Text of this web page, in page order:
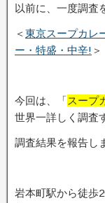
以前に、一度調査
＜東京スープカレ
ー・特盛・中辛! ＞
今回は、「スープ
世界一詳しく調査
調査結果を報告し
岩本町駅から徒歩